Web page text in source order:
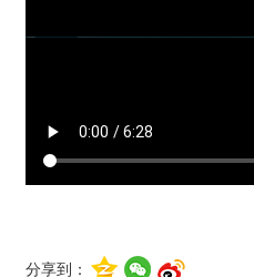
分享到：